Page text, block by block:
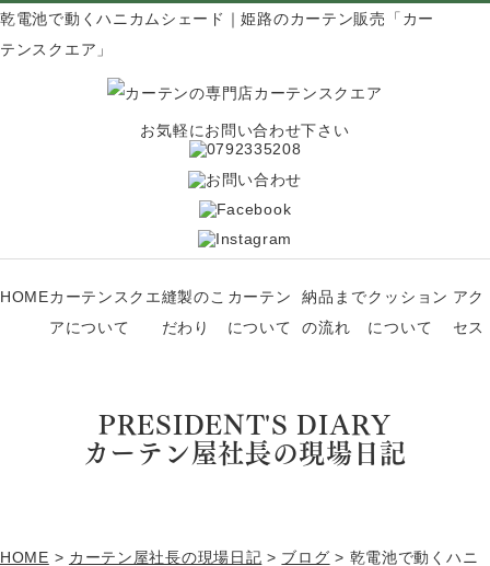
乾電池で動くハニカムシェード｜姫路のカーテン販売「カー
テンスクエア」
お気軽にお問い合わせ下さい
HOMEカーテンスクエ
アについて
縫製のこ
だわり
カーテン
について
納品まで
の流れ
クッション
について
アク
セス
PRESIDENT'S DIARY
カーテン屋社長の現場日記
HOME > カーテン屋社長の現場日記 > ブログ > 乾電池で動くハニ